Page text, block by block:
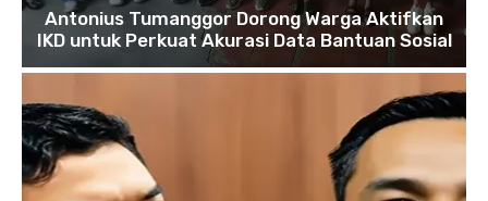
Antonius Tumanggor Dorong Warga Aktifkan
IKD untuk Perkuat Akurasi Data Bantuan Sosial